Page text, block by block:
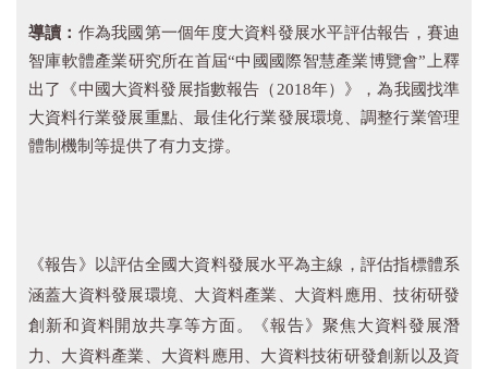
導讀： 作為我國第一個年度大資料發展水平評估報告，賽迪
智庫軟體產業研究所在首屆“中國國際智慧產業博覽會”上釋
出了《中國大資料發展指數報告（2018年）》，為我國找準
大資料行業發展重點、最佳化行業發展環境、調整行業管理
體制機制等提供了有力支撐。
《報告》以評估全國大資料發展水平為主線，評估指標體系
涵蓋大資料發展環境、大資料產業、大資料應用、技術研發
創新和資料開放共享等方面。《報告》聚焦大資料發展潛
力、大資料產業、大資料應用、大資料技術研發創新以及資